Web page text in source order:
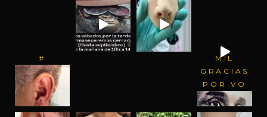
#
MIL
GRACIAS
POR VO